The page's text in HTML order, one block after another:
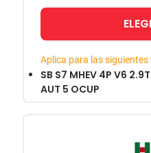
Aplica para las siguientes
SB S7 MHEV 4P V6
AUT 5 OCUP